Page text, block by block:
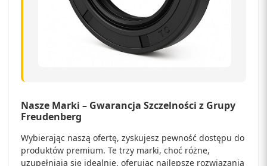
Nasze Marki – Gwarancja Szczelności z Grupy
Freudenberg
Wybierając naszą ofertę, zyskujesz pewność dostępu do
produktów premium. Te trzy marki, choć różne,
uzupełniają się idealnie, oferując najlepsze rozwiązania